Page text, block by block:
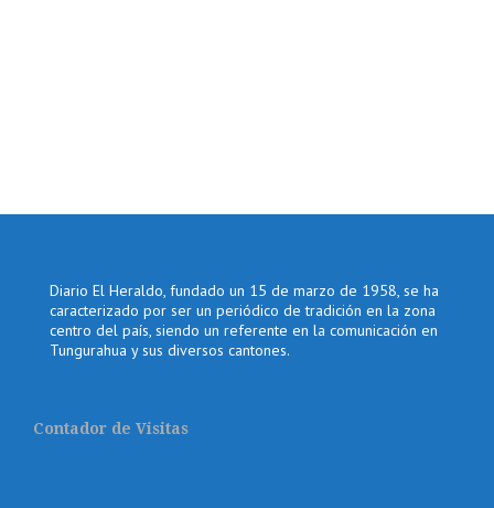
Diario El Heraldo, fundado un 15 de marzo de 1958, se ha
caracterizado por ser un periódico de tradición en la zona
centro del país, siendo un referente en la comunicación en
Tungurahua y sus diversos cantones.
Contador de Visitas